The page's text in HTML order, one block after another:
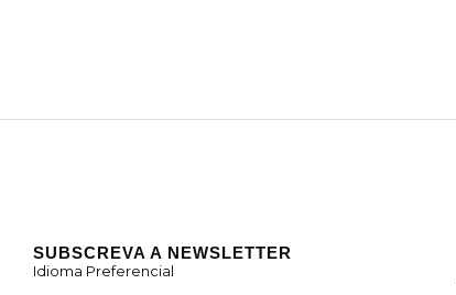
SUBSCREVA A NEWSLETTER
Idioma Preferencial